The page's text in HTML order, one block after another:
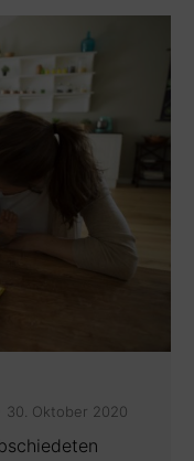
30. Oktober 2020